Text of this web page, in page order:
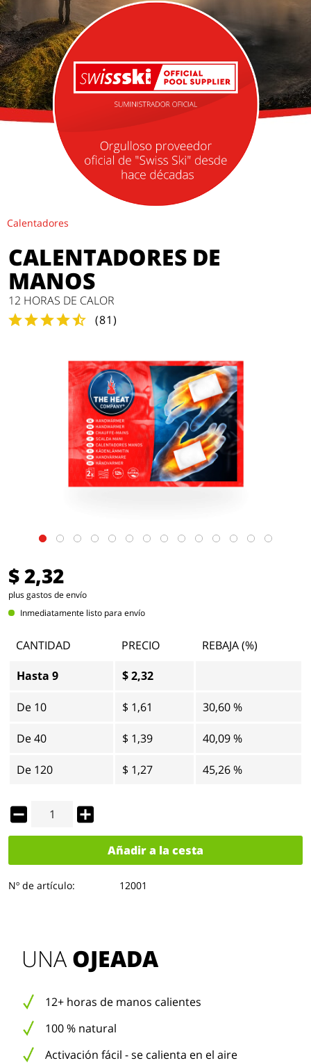
Calentadores
CALENTADORES DE
MANOS
12 HORAS DE CALOR
(81)
$ 2,32
plus gastos de envío
Inmediatamente listo para envío
CANTIDAD PRECIO
REBAJA (%)
Hasta 9 $ 2,32
De 10 $ 1,61 30,60 %
De40 $ 1,39 40,09 %
De 120 $ 1,27 45,26 %
Añadir a la cesta
Nº de artículo: 12001
UNA OJEADA
12+ horas de manos calientes
100 % natural
Activación fácil - se calienta en el aire